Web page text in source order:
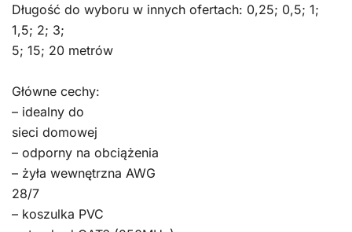
Długość do wyboru w innych ofertach: 0,25; 0,5; 1;
1,5; 2; 3;
5; 15; 20 metrów
Główne cechy:
– idealny do
sieci domowej
– odporny na obciążenia
– żyła wewnętrzna AWG
28/7
– koszulka PVC